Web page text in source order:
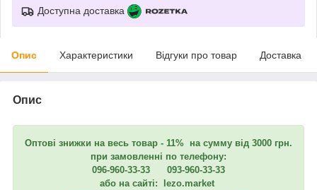
Доступна доставка
Опис Характеристики Відгуки про товар Доставка
Опис
Оптові знижки на весь товар - 11% на сумму від 3000 грн.
при замовленні по телефону:
096-960-33-33 093-960-33-33
або на сайті: lezo.market